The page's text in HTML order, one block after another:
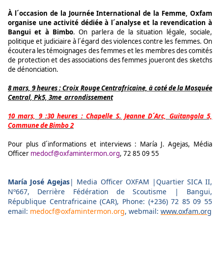
À l´occasion de la Journée International de la Femme, Oxfam
organise une activité dédiée à l´analyse et la revendication à
Bangui et à Bimbo. On parlera de la situation légale, sociale,
politique et judiciaire à l´égard des violences contre les femmes. On
écoutera les témoignages des femmes et les membres des comités
de protection et des associations des femmes joueront des sketchs
de dénonciation.
8 mars, 9 heures : Croix Rouge Centrafricaine, à coté de la Mosquée
Central, Pk5, 3me arrondissement
10 mars, 9 :30 heures : Chapelle S. Jeanne D´Arc, Guitangola 5,
Commune de Bimbo 2
Pour plus d´informations et interviews : María J. Agejas, Média
Officer medocf@oxfamintermon.org, 72 85 09 55
María José Agejas| Media Officer OXFAM |Quartier SICA II,
Nº667, Derrière Fédération de Scoutisme | Bangui,
République Centrafricaine (CAR), Phone: (+236) 72 85 09 55
email: medocf@oxfamintermon.org, webmail: www.oxfam.org